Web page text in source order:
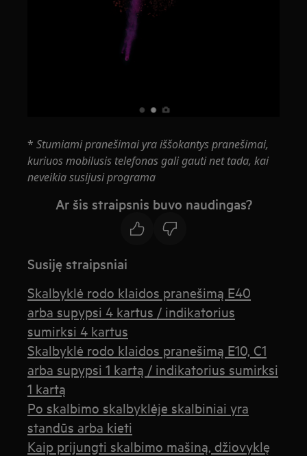
*Stumiami pranešimai yra iššokantys pranešimai,
kuriuos mobilusis telefonas gali gauti net tada, kai
neveikia susijusi programa
Ar šis straipsnis buvo naudingas?
Susiję straipsniai
Skalbyklė rodo klaidos pranešimą E40
arba supypsi 4 kartus / indikatorius
sumirksi 4 kartus
Skalbyklė rodo klaidos pranešimą E10, C1
arba supypsi 1 kartą / indikatorius sumirksi
1 kartą
Po skalbimo skalbyklėje skalbiniai yra
standūs arba kieti
Kaip prijungti skalbimo mašiną, džiovyklę